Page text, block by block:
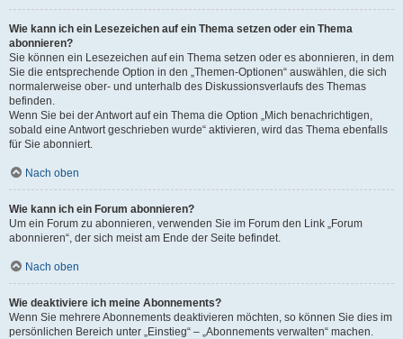
Wie kann ich ein Lesezeichen auf ein Thema setzen oder ein Thema
abonnieren?
Sie können ein Lesezeichen auf ein Thema setzen oder es abonnieren, in dem
Sie die entsprechende Option in den „Themen-Optionen“ auswählen, die sich
normalerweise ober- und unterhalb des Diskussionsverlaufs des Themas
befinden.
Wenn Sie bei der Antwort auf ein Thema die Option „Mich benachrichtigen,
sobald eine Antwort geschrieben wurde“ aktivieren, wird das Thema ebenfalls
für Sie abonniert.
Nach oben
Wie kann ich ein Forum abonnieren?
Um ein Forum zu abonnieren, verwenden Sie im Forum den Link „Forum
abonnieren“, der sich meist am Ende der Seite befindet.
Nach oben
Wie deaktiviere ich meine Abonnements?
Wenn Sie mehrere Abonnements deaktivieren möchten, so können Sie dies im
persönlichen Bereich unter „Einstieg“ – „Abonnements verwalten“ machen.